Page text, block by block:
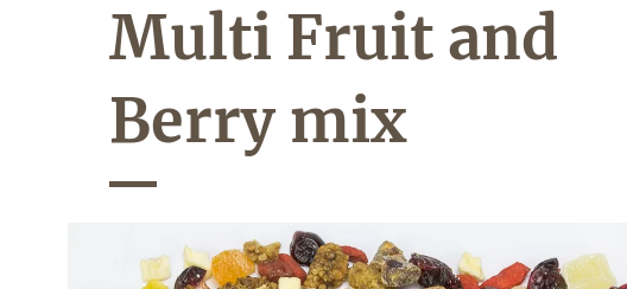
Multi Fruit and
Berry mix